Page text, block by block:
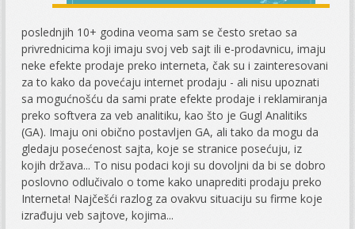
poslednjih 10+ godina veoma sam se često sretao sa
privrednicima koji imaju svoj veb sajt ili e-prodavnicu, imaju
neke efekte prodaje preko interneta, čak su i zainteresovani
za to kako da povećaju internet prodaju - ali nisu upoznati
sa mogućnošću da sami prate efekte prodaje i reklamiranja
preko softvera za veb analitiku, kao što je Gugl Analitiks
(GA). Imaju oni obično postavljen GA, ali tako da mogu da
gledaju posećenost sajta, koje se stranice posećuju, iz
kojih država... To nisu podaci koji su dovoljni da bi se dobro
poslovno odlučivalo o tome kako unaprediti prodaju preko
Interneta! Najčešći razlog za ovakvu situaciju su firme koje
izrađuju veb sajtove, kojima...